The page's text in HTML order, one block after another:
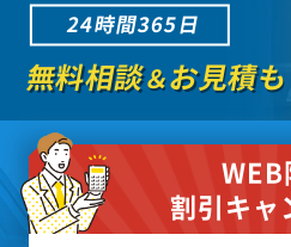
24時間365日
無料相談＆お見積
WEB
割引キャ